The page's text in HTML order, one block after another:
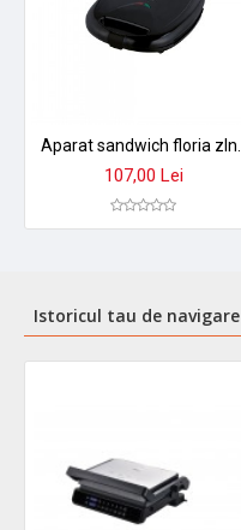
107,00 Lei
Istoricul tau de navigare